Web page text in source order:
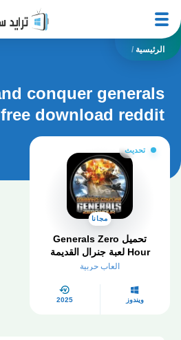
الرئيسية /
conquer generals
download reddit
تحديث
مجانا
تحميل Generals Zero
Hour لعبة جنرال القديمة
للكمبيوتر
العاب حربية
ويندوز 2025